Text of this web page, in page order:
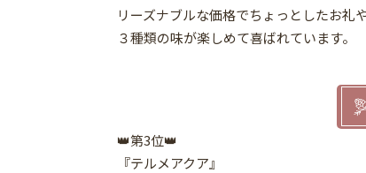
リーズナブルな価格でちょっとしたお礼
３種類の味が楽しめて喜ばれています。
👑第3位👑
『テルメアクア』